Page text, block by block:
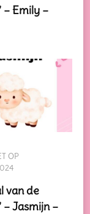
– Emily –
OP
van de
– Jasmijn –